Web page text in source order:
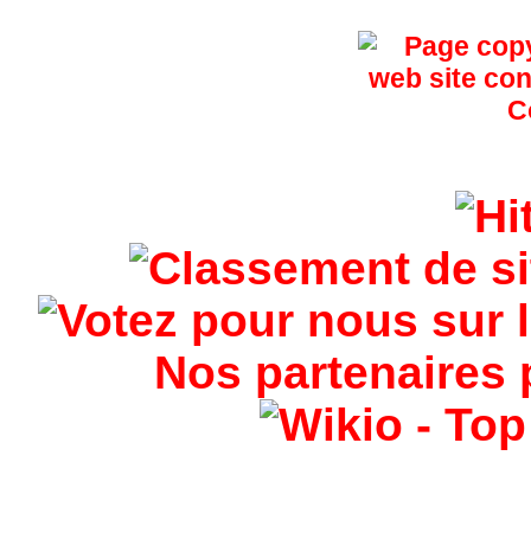
Nos partenaires